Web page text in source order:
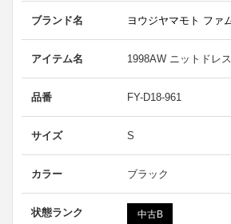
ブランド名 ヨウジヤマモト ファ
アイテム名 1998AW ニットドレ
品番 FY-D18-961
サイズ S
カラー ブラック
状態ランク 中古B